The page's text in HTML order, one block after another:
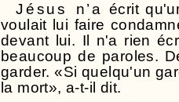
Jésus n’a écrit
voulait lui faire
devant lui. Il n'a rien
beaucoup de paroles.
garder. «Si quelqu'un
la mort», a-t-il dit.